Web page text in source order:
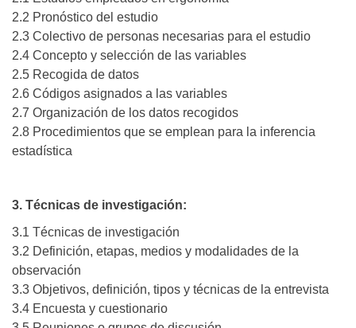
2.2 Pronóstico del estudio
2.3 Colectivo de personas necesarias para el estudio
2.4 Concepto y selección de las variables
2.5 Recogida de datos
2.6 Códigos asignados a las variables
2.7 Organización de los datos recogidos
2.8 Procedimientos que se emplean para la inferencia
estadística
3. Técnicas de investigación:
3.1 Técnicas de investigación
3.2 Definición, etapas, medios y modalidades de la
observación
3.3 Objetivos, definición, tipos y técnicas de la entrevista
3.4 Encuesta y cuestionario